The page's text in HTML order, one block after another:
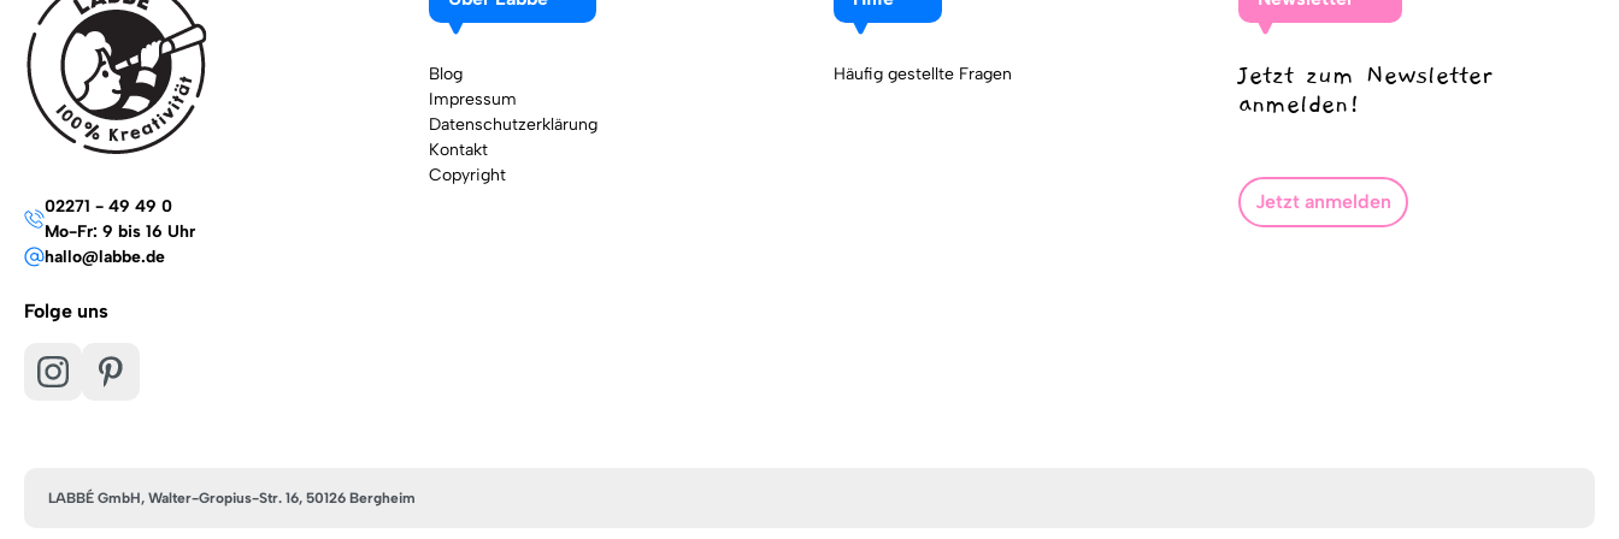
02271 - 49 49 0
Mo-Fr: 9 bis 16 Uhr
hallo@labbe.de
Folge uns
Blog
Impressum
Datenschutzerklärung
Kontakt
Copyright
Häufig gestellte Fragen
Jetzt zum Newsletter
anmelden!
Jetzt anmelden
LABBÉ GmbH, Walter-Gropius-Str. 16, 50126 Bergheim